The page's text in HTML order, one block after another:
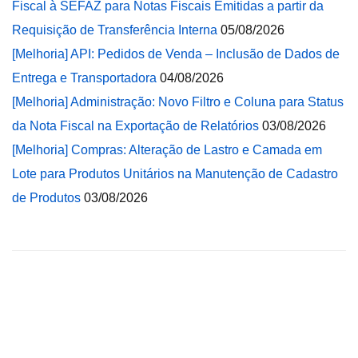
Fiscal à SEFAZ para Notas Fiscais Emitidas a partir da
Requisição de Transferência Interna 05/08/2026
[Melhoria] API: Pedidos de Venda – Inclusão de Dados de
Entrega e Transportadora 04/08/2026
[Melhoria] Administração: Novo Filtro e Coluna para Status
da Nota Fiscal na Exportação de Relatórios 03/08/2026
[Melhoria] Compras: Alteração de Lastro e Camada em
Lote para Produtos Unitários na Manutenção de Cadastro
de Produtos 03/08/2026